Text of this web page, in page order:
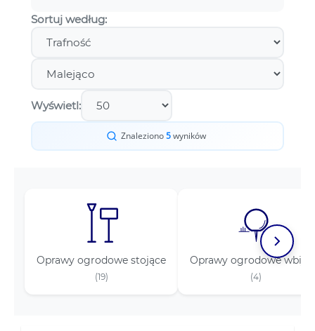
Sortuj według:
Wyświetl:
Znaleziono5wyników
Oprawy ogrodowe stojące
(19)
Oprawy ogrodowe
(4)